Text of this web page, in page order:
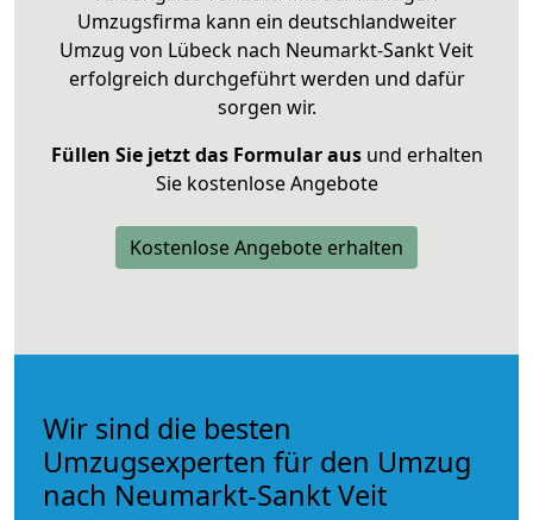
Umzugsfirma kann ein deutschlandweiter
Umzug von Lübeck nach Neumarkt-Sankt Veit
erfolgreich durchgeführt werden und dafür
sorgen wir.
Füllen Sie jetzt das Formular ausund erhalten
Sie kostenlose Angebote
Kostenlose Angebote erhalten
Wir sind die besten
Umzugsexperten für den Umzug
nach Neumarkt-Sankt Veit